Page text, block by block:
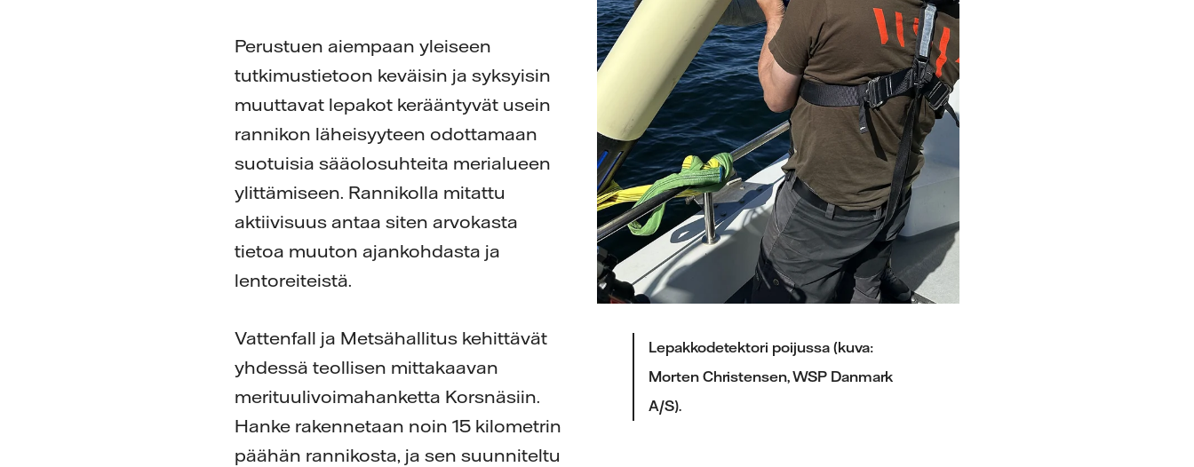
Lepakkodetektori poijussa (kuva:
Morten Christensen, WSP Danmark
A/S).
Perustuen aiempaan yleiseen
tutkimustietoon keväisin ja syksyisin
muuttavat lepakot kerääntyvät usein
rannikon läheisyyteen odottamaan
suotuisia sääolosuhteita merialueen
ylittämiseen. Rannikolla mitattu
aktiivisuus antaa siten arvokasta
tietoa muuton ajankohdasta ja
lentoreiteistä.
Vattenfall ja Metsähallitus kehittävät
yhdessä teollisen mittakaavan
merituulivoimahanketta Korsnäsiin.
Hanke rakennetaan noin 15 kilometrin
päähän rannikosta, ja sen suunniteltu